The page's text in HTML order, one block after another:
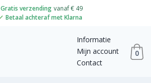
Gratis verzending vanaf € 49
Betaal achteraf met Klarna
Informatie
Mijn account
Contact
0